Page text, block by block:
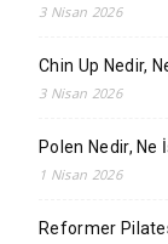
3 Nisan 2026
Chin Up Nedir,
3 Nisan 2026
Polen Nedir, Ne
1 Nisan 2026
Reformer